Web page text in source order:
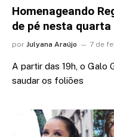
Homenageando
de pé nesta quarta
por Julyana Araújo 7 de
A partir das 19h, o Galo
saudar os foliões